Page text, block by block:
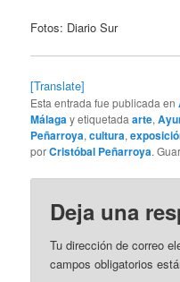
Fotos: Diario Sur
[Translate]
Esta entrada fue publicada en
Málaga y etiquetadaarte,
Peñarroya,cultura,
porCristóbal Peñarroya.
Deja una
Tu dirección de correo
campos obligatorios